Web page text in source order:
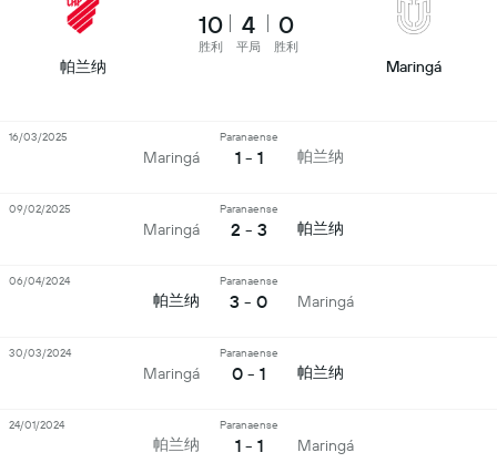
帕兰纳
10
胜利
4
平局
0
胜利
Maringá
Maringá
Paranaense
1 - 1 帕兰纳
16/03/2025
Maringá
Paranaense
2 - 3 帕兰纳
09/02/2025
帕兰纳
Paranaense
3 - 0 Maringá
06/04/2024
Maringá
Paranaense
0 - 1 帕兰纳
30/03/2024
帕兰纳
Paranaense
1 - 1 Maringá
24/01/2024